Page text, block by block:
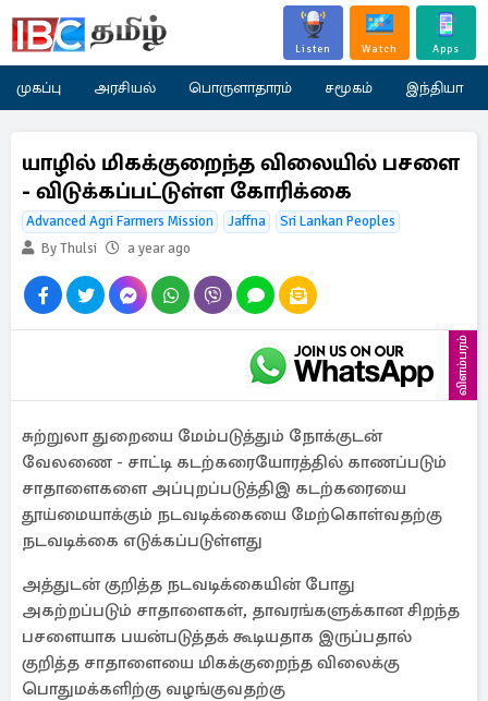
Listen Watch Apps
முகப்பு அரசியல் பொருளாதாரம் சமூகம் இந்தியா
யாழில் மிகக்குறைந்த விலையில் பசளை
- விடுக்கப்பட்டுள்ள கோரிக்கை
Advanced Agri Farmers Mission Jaffna
Sri Lankan Peoples
By Thulsi
a year ago
விளம்பரம்
சுற்றுலா துறையை மேம்படுத்தும் நோக்குடன்
வேலணை - சாட்டி கடற்கரையோரத்தில் காணப்படும்
சாதாளைகளை அப்புறப்படுத்திஇ கடற்கரையை
தூய்மையாக்கும் நடவடிக்கையை மேற்கொள்வதற்கு
நடவடிக்கை எடுக்கப்படுள்ளது
அத்துடன் குறித்த நடவடிக்கையின் போது
அகற்றப்படும் சாதாளைகள், தாவரங்களுக்கான சிறந்த
பசளையாக பயன்படுத்தக் கூடியதாக இருப்பதால்
குறித்த சாதாளையை மிகக்குறைந்த விலைக்கு
பொதுமக்களிற்கு வழங்குவதற்கு